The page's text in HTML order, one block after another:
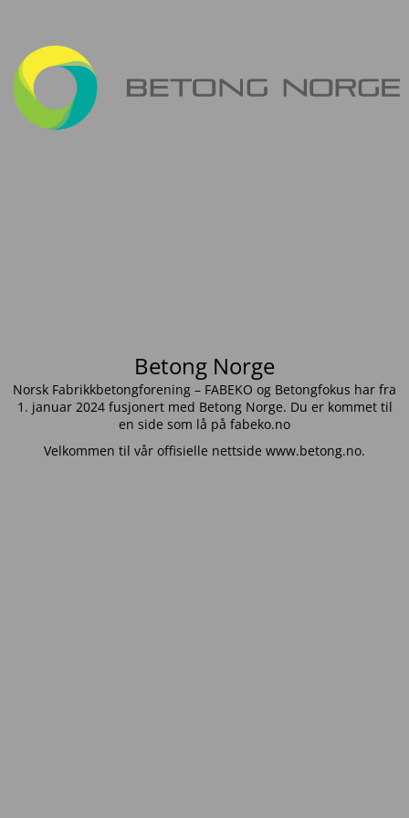
Betong Norge
Norsk Fabrikkbetongforening – FABEKO og Betongfokus har fra
1. januar 2024 fusjonert med Betong Norge. Du er kommet til
en side som lå på fabeko.no
Velkommen til vår offisielle nettside www.betong.no.